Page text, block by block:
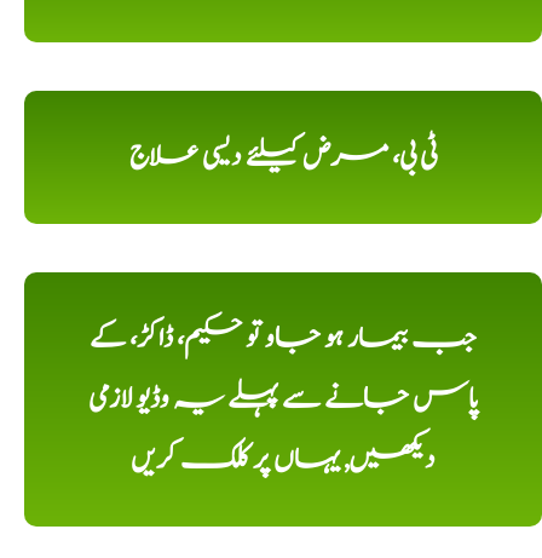
ٹی بی، مرض کیلئے دیسی علاج
جب بیمار ہو جاو تو حکیم، ڈاکڑ، کے
پاس جانے سے پہلے یہ وڈیو لازمی
دیکھیں, یہاں پر کلک کریں